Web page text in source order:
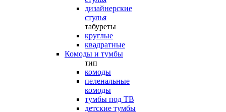
дизайнерские
стулья
табуреты
круглые
квадратные
Комоды и тумбы
тип
комоды
пеленальные
комоды
тумбы под ТВ
детские тумбы